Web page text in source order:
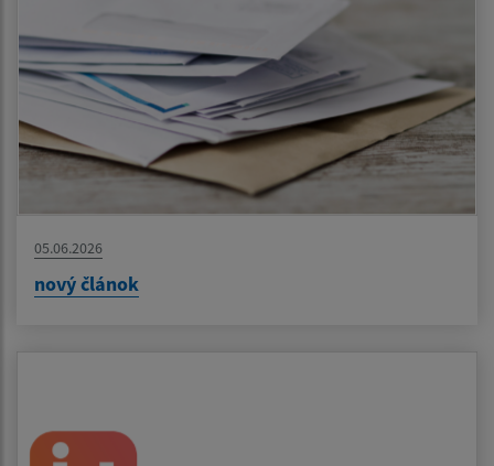
05.06.2026
nový článok